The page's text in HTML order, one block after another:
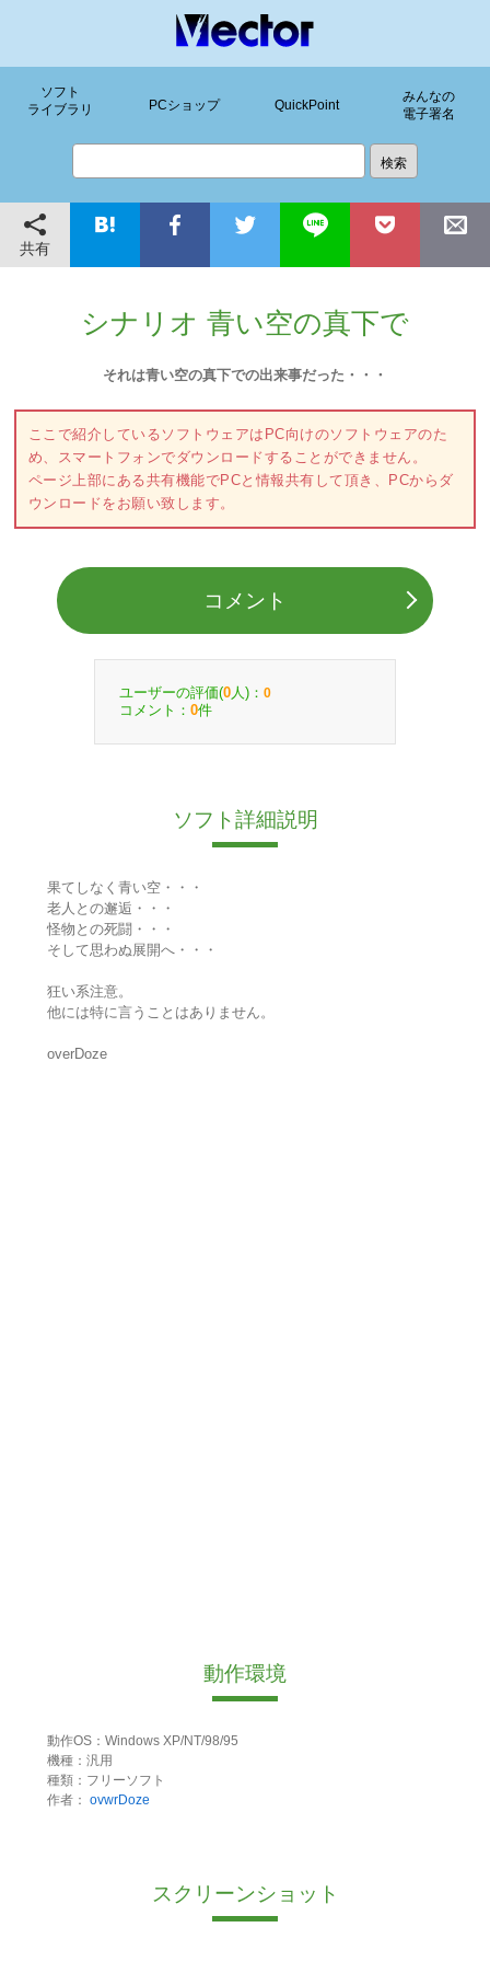
ソフト
ライブラリ
PCショップ QuickPoint
みんなの
電子署名
共有
シナリオ 青い空の真下で
それは青い空の真下での出来事だった・・・
ここで紹介しているソフトウェアはPC向けのソフトウェアのた
め、スマートフォンでダウンロードすることができません。
ページ上部にある共有機能でPCと情報共有して頂き、PCからダ
ウンロードをお願い致します。
コメント
ユーザーの評価(0 人)： 0
コメント： 0件
ソフト詳細説明
果てしなく青い空・・・
老人との邂逅・・・
怪物との死闘・・・
そして思わぬ展開へ・・・
狂い系注意。
他には特に言うことはありません。
overDoze
動作環境
動作OS：Windows XP/NT/98/95
機種：汎用
種類：フリーソフト
作者： ovwrDoze
スクリーンショット